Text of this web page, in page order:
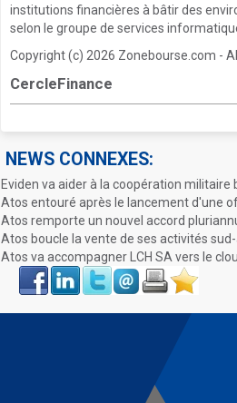
institutions financières à bâtir des
selon le groupe de services
Copyright (c) 2026 Zonebourse.com -
CercleFinance
NEWS CONNEXES:
Eviden va aider à la coopération
Atos entouré après le lancement d'une
Atos remporte un nouvel accord
Atos boucle la vente de ses activités
Atos va accompagner LCH SA vers le
Face
book
LinkIn Twitter Envoyer ImprimerFavoris